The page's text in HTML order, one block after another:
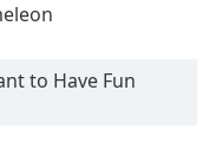
to Have Fun